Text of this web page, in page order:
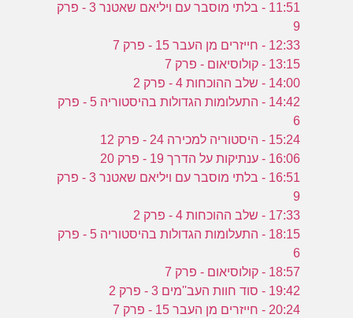
11:51 - בלתי מוסבר עם ויליאם שאטנר 3 - פרק
9
12:33 - חייזרים מן העבר 15 - פרק 7
13:15 - קולוסיאום - פרק 7
14:00 - שלב ההוכחות 4 - פרק 2
14:42 - התעלומות הגדולות בהיסטוריה 5 - פרק
6
15:24 - היסטוריה למכירה 24 - פרק 12
16:06 - ענתיקות על הדרך 19 - פרק 20
16:51 - בלתי מוסבר עם ויליאם שאטנר 3 - פרק
9
17:33 - שלב ההוכחות 4 - פרק 2
18:15 - התעלומות הגדולות בהיסטוריה 5 - פרק
6
18:57 - קולוסיאום - פרק 7
19:42 - סוד חוות העב''מים 3 - פרק 2
20:24 - חייזרים מן העבר 15 - פרק 7